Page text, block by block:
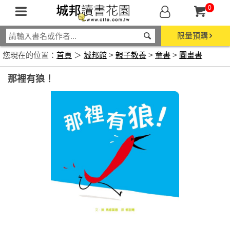
0
限量預購
您現在的位置： 首頁 ＞ 城邦館 > 親子教養 > 童書 > 圖畫書
那裡有狼！